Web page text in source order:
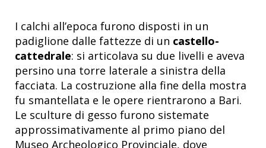
I calchi all’epoca furono disposti in un
padiglione dalle fattezze di un castello-
cattedrale: si articolava su due livelli e aveva
persino una torre laterale a sinistra della
facciata. La costruzione alla fine della mostra
fu smantellata e le opere rientrarono a Bari.
Le sculture di gesso furono sistemate
approssimativamente al primo piano del
Museo Archeologico Provinciale, dove